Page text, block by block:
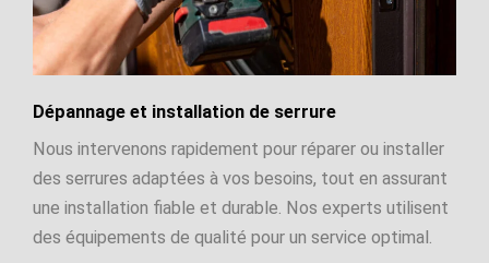
Dépannage et installation de serrure
Nous intervenons rapidement pour réparer ou installer
des serrures adaptées à vos besoins, tout en assurant
une installation fiable et durable. Nos experts utilisent
des équipements de qualité pour un service optimal.